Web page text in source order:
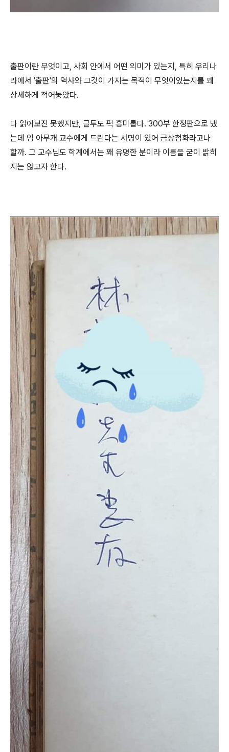
출판이란 무엇이고, 사회 안에서 어떤 의미가 있는지, 특히 우리나
라에서 '출판'의 역사와 그것이 가지는 목적이 무엇이었는지를 꽤
상세하게 적어놓았다.
다 읽어보진 못했지만, 글투도 퍽 흥미롭다. 300부 한정판으로 냈
는데 임 아무개 교수에게 드린다는 서명이 있어 금상첨화라고나
할까. 그 교수님도 학계에서는 꽤 유명한 분이라 이름을 굳이 밝히
지는 않고자 한다.